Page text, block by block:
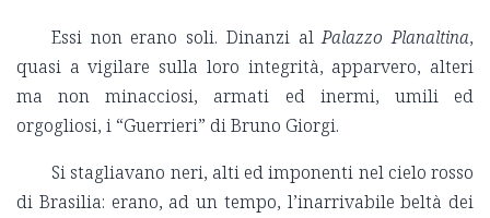
Essi non erano soli. Dinanzi alPalazzo Planaltina,
quasi a vigilare sulla loro integrità, apparvero, alteri
ma non minacciosi, armati ed inermi, umili ed
orgogliosi, i “Guerrieri” di Bruno Giorgi.
Si stagliavano neri, alti ed imponenti nel cielo rosso
di Brasilia: erano, ad un tempo, l’inarrivabile beltà dei